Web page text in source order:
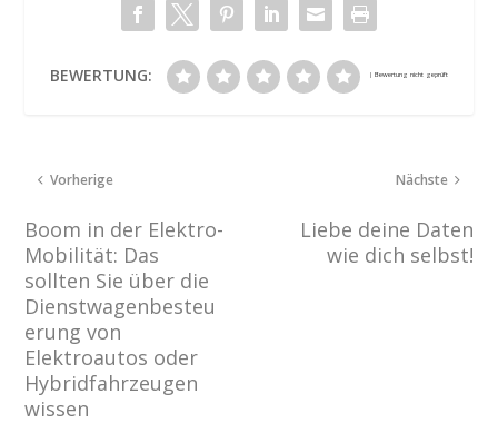
BEWERTUNG:
Vorherige
Boom in der Elektro-
Mobilität: Das
sollten Sie über die
Dienstwagenbesteu
erung von
Elektroautos oder
Hybridfahrzeugen
wissen
Nächste
Liebe deine Daten
wie dich selbst!